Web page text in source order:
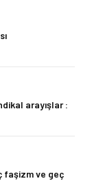
arayışlar :
faşizm ve geç